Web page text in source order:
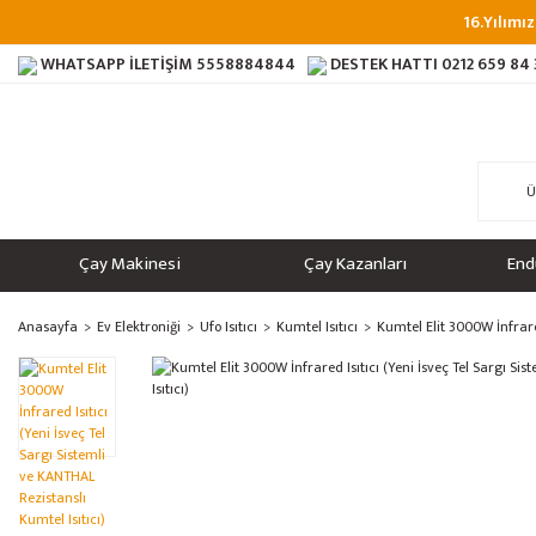
WHATSAPP İLETİŞİM 5558884844 DESTEK HATTI 0212 659 84
Çay Makinesi Çay Kazanları
Anasayfa Ev Elektroniği Ufo Isıtıcı Kumtel Isıtıcı Kumtel Elit 3000W